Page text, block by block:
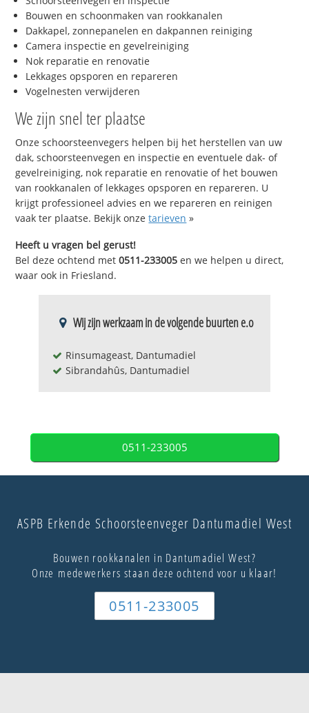
Bouwen en schoonmaken van rookkanalen
Dakkapel, zonnepanelen en dakpannen reiniging
Camera inspectie en gevelreiniging
Nok reparatie en renovatie
Lekkages opsporen en repareren
Vogelnesten verwijderen
We zijn snel ter plaatse
Onze schoorsteenvegers helpen bij het herstellen van uw
dak, schoorsteenvegen en inspectie en eventuele dak- of
gevelreiniging, nok reparatie en renovatie of het bouwen
van rookkanalen of lekkages opsporen en repareren. U
krijgt professioneel advies en we repareren en reinigen
vaak ter plaatse. Bekijk onzetarieven »
Heeft u vragen bel gerust!
Bel deze ochtend met0511-233005 en we helpen u direct,
waar ook in Friesland.
Wij zijn werkzaam in de volgende buurten e.o
Rinsumageast, Dantumadiel
Sibrandahûs, Dantumadiel
0511-233005
ASPB Erkende Schoorsteenveger Dantumadiel West
Bouwen rookkanalen in Dantumadiel West?
Onze medewerkers staan deze ochtend voor u klaar!
0511-233005